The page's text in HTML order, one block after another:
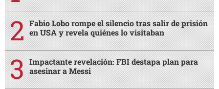
Fabio Lobo rompe el silencio tras salir de prisión
en USA y revela quiénes lo visitaban
Impactante revelación: FBI destapa plan para
asesinar a Messi